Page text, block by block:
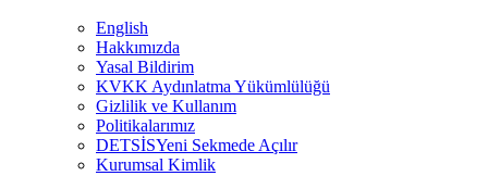
English
Hakkımızda
Yasal Bildirim
KVKK Aydınlatma Yükümlülüğü
Gizlilik ve Kullanım
Politikalarımız
DETSİSYeni Sekmede Açılır
Kurumsal Kimlik